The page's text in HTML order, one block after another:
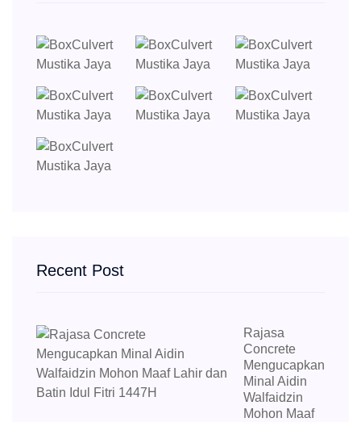
Recent Post
Rajasa
Concrete
Mengucapkan
Minal Aidin
Walfaidzin
Mohon Maaf